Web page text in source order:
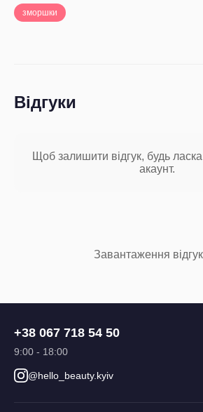
зморшки
Відгуки
Щоб залишити відгук, будь
акаунт.
Завантаження
+38 067 718 54 50
9:00 - 18:00
@hello_beauty.kyiv